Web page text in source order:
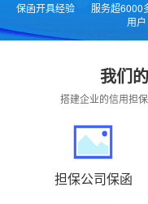
宁夏
新
保函开具经验
服务超6000
用户
我们
搭建企业的信用担
担保公司保函